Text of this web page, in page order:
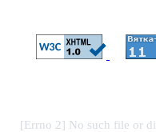
[Errno 2] No such file or